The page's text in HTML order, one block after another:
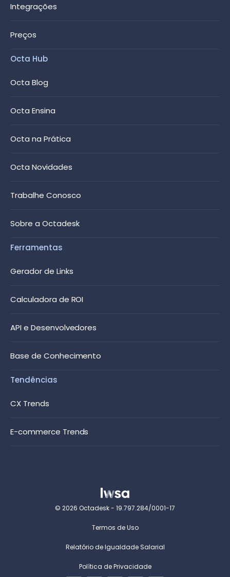
Integrações
Preços
Octa Hub
Octa Blog
Octa Ensina
Octa na Prática
Octa Novidades
Trabalhe Conosco
Sobre a Octadesk
Ferramentas
Gerador de Links
Calculadora de ROI
API e Desenvolvedores
Base de Conhecimento
Tendências
CX Trends
E-commerce Trends
© 2026 Octadesk - 19.797.284/0001-17
Termos de Uso
Relatório de Igualdade Salarial
Política de Privacidade